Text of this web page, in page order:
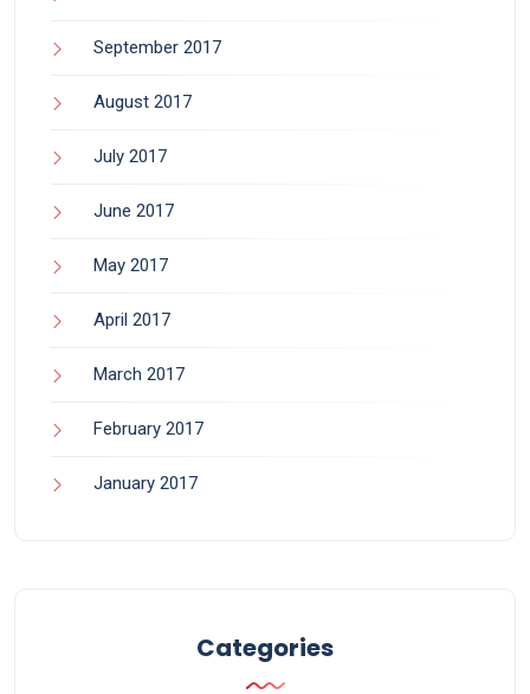
September 2017
August 2017
July 2017
June 2017
May 2017
April 2017
March 2017
February 2017
January 2017
Categories